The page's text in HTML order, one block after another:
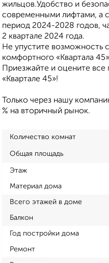
жильцов.Удобство и
современными лифтами, а
период 2024-2028 годов,
2 квартале 2024 года.
Не упустите возможность
комфортного «Квартала
Приезжайте и оцените
«Квартале 45»!
Только через нашу
% на вторичный рынок.
Количество комнат
Общая площадь
Этаж
Материал дома
Всего этажей в доме
Балкон
Год постройки дома
Ремонт